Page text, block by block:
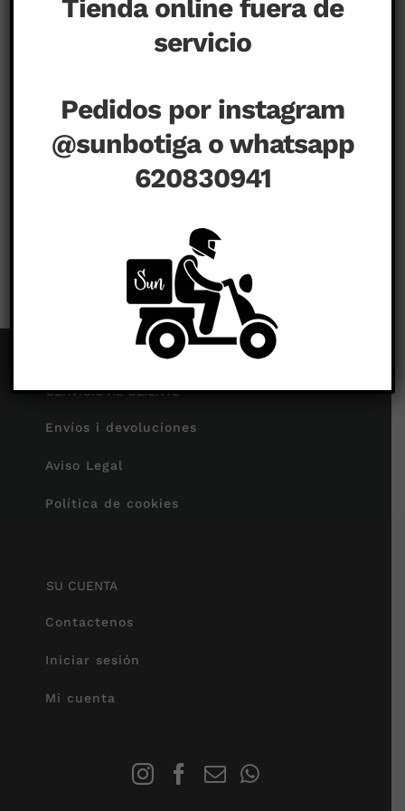
Comentarios desactivados
SERVICIO AL CLIENTE
Envíos i devoluciones
Aviso Legal
Política de cookies
SU CUENTA
Contactenos
Iniciar sesión
Mi cuenta
Tienda online fuera de
servicio
Pedidos por instagram
@sunbotiga o whatsapp
620830941